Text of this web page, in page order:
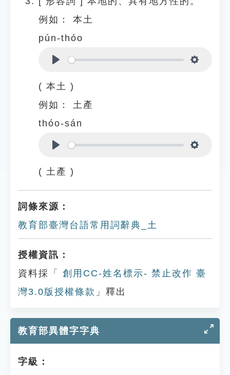
例如：
本土
pún-thóo
( 本土 )
例如：
土產
thóo-sán
( 土產 )
詞條來源：
教育部臺灣台語常用詞辭典_土
授權資訊：
資料採「
創用CC-姓名標示- 禁止改作 臺
灣3.0版授權條款 」釋出
教育部異體字字典
字級：